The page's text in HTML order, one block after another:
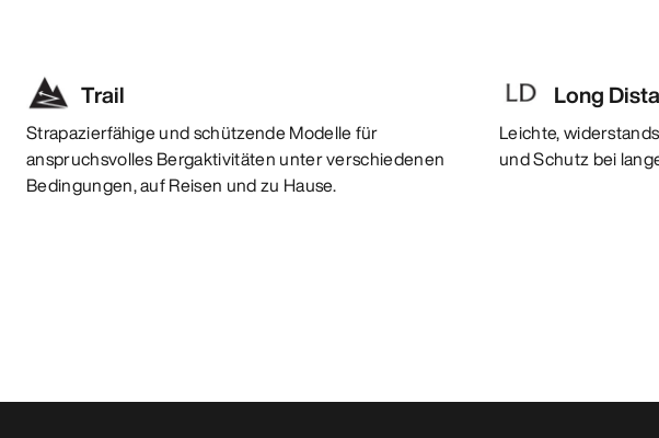
Trail
Strapazierfähige und schützende Modelle für
anspruchsvolles Bergaktivitäten unter verschiedenen
Bedingungen, auf Reisen und zu Hause.
Long
Leichte,
und Schutz bei